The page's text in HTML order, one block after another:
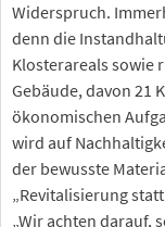
Widerspruch.
denn die
Klosterareals sowie
Gebäude, davon 21
ökonomischen
wird auf
der bewusste
„Revitalisierung
„Wir achten darauf,